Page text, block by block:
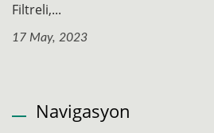
Filtreli,...
17 May, 2023
Navigasyon